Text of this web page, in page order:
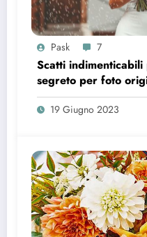
Pask 7
Scatti
segreto per foto
19 Giugno 2023